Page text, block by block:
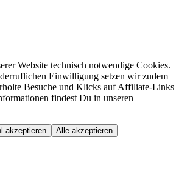
Website technisch notwendige Cookies.
Einwilligung setzen wir zudem
Besuche und Klicks auf Affiliate-Links
findest Du in unseren
akzeptieren Alle akzeptieren